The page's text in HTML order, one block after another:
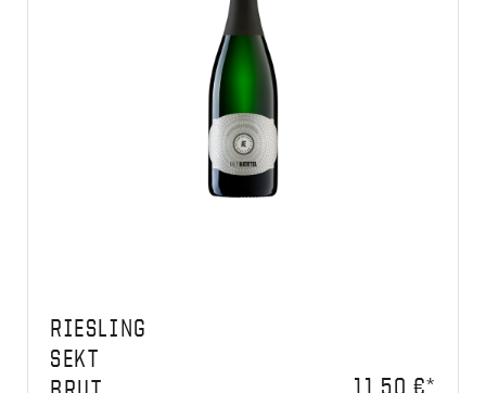
RIESLING
SEKT
11,50 €*